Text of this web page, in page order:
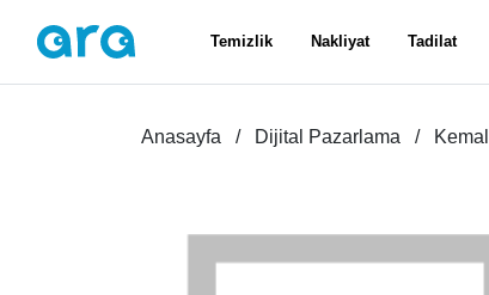
Temizlik Nakliyat Tadilat
Anasayfa Dijital Pazarlama